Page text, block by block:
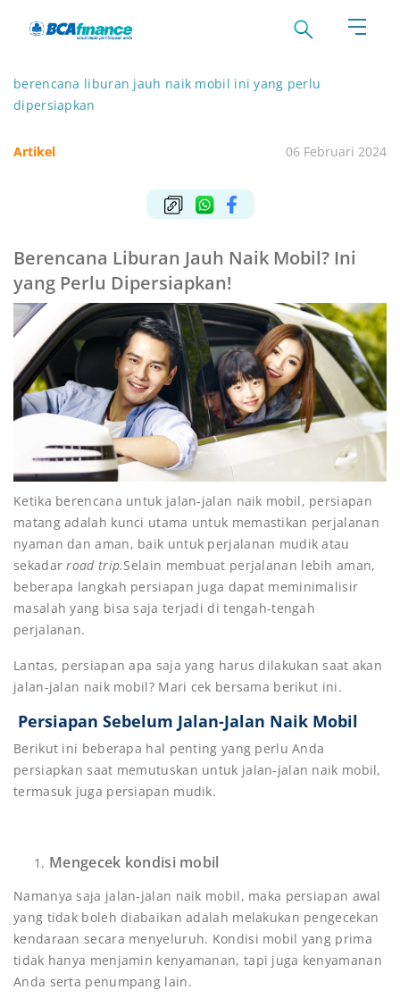
berencana liburan jauh naik mobil ini yang perlu
dipersiapkan
Artikel 06 Februari 2024
Berencana Liburan Jauh Naik Mobil? Ini
yang Perlu Dipersiapkan!
Ketika berencana untuk jalan-jalan naik mobil, persiapan
matang adalah kunci utama untuk memastikan perjalanan
nyaman dan aman, baik untuk perjalanan mudik atau
sekadarroad trip.Selain membuat perjalanan lebih aman,
beberapa langkah persiapan juga dapat meminimalisir
masalah yang bisa saja terjadi di tengah-tengah
perjalanan.
Lantas, persiapan apa saja yang harus dilakukan saat akan
jalan-jalan naik mobil? Mari cek bersama berikut ini.
Persiapan Sebelum Jalan-Jalan Naik Mobil
Berikut ini beberapa hal penting yang perlu Anda
persiapkan saat memutuskan untuk jalan-jalan naik mobil,
termasuk juga persiapan mudik.
Mengecek kondisi mobil
Namanya saja jalan-jalan naik mobil, maka persiapan awal
yang tidak boleh diabaikan adalah melakukan pengecekan
kendaraan secara menyeluruh. Kondisi mobil yang prima
tidak hanya menjamin kenyamanan, tapi juga kenyamanan
Anda serta penumpang lain.